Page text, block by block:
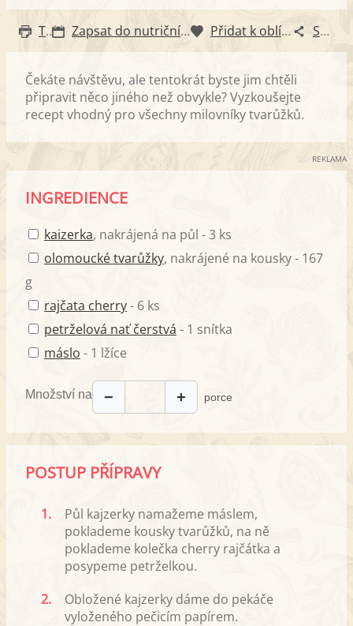
Tisk Zapsat do nutričního diáře Přidat k oblíbeným Sdílet
Čekáte návštěvu, ale tentokrát byste jim chtěli
připravit něco jiného než obvykle? Vyzkoušejte
recept vhodný pro všechny milovníky tvarůžků.
REKLAMA
INGREDIENCE
kaizerka, nakrájená na půl - 3 ks
olomoucké tvarůžky, nakrájené na kousky - 167
g
rajčata cherry- 6 ks
petrželová nať čerstvá - 1 snítka
máslo - 1 lžíce
Množství na − + porce
POSTUP PŘÍPRAVY
1.
Půl kajzerky namažeme máslem,
poklademe kousky tvarůžků, na ně
poklademe kolečka cherry rajčátka a
posypeme petrželkou.
2.
Obložené kajzerky dáme do pekáče
vyloženého pečicím papírem.